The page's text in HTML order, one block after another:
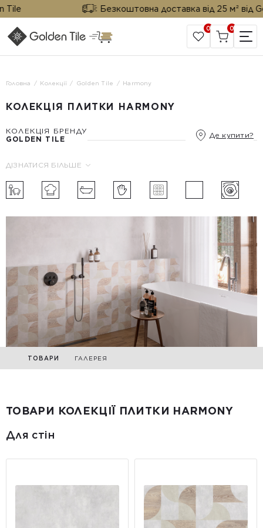
Безкоштовна доставка від 25 м² від
САЙТ КОМПАНІЇ
0 0
Головна Колекції Golden Tile Harmony
КОЛЕКЦІЯ ПЛИТКИ HARMONY
КОЛЕКЦІЯ БРЕНДУ
GOLDEN TILE
Де купити?
ДІЗНАТИСЯ БІЛЬШЕ
ТОВАРИ ГАЛЕРЕЯ
ТОВАРИ КОЛЕКЦІЇ ПЛИТКИ HARMONY
Для стін